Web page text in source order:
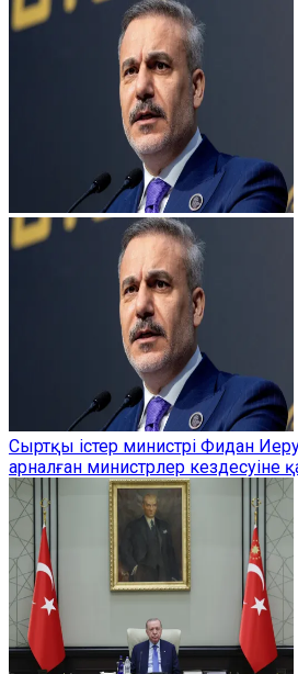
Сыртқы істер министрі Фидан
арналған министрлер кездесуіне